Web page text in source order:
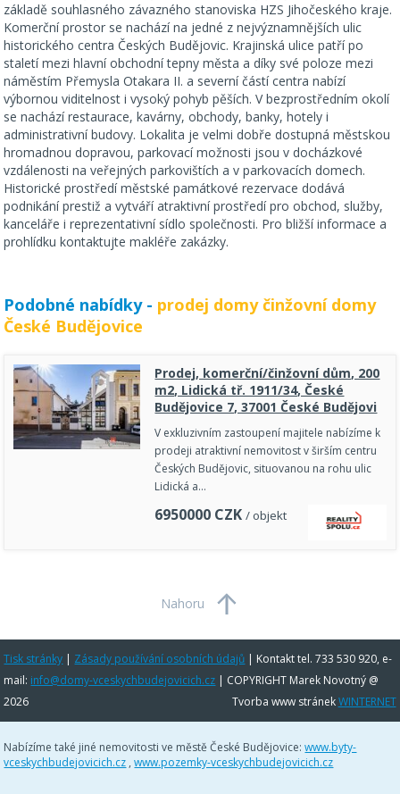
základě souhlasného závazného stanoviska HZS Jihočeského kraje.
Komerční prostor se nachází na jedné z nejvýznamnějších ulic
historického centra Českých Budějovic. Krajinská ulice patří po
staletí mezi hlavní obchodní tepny města a díky své poloze mezi
náměstím Přemysla Otakara II. a severní částí centra nabízí
výbornou viditelnost i vysoký pohyb pěších. V bezprostředním okolí
se nachází restaurace, kavárny, obchody, banky, hotely i
administrativní budovy. Lokalita je velmi dobře dostupná městskou
hromadnou dopravou, parkovací možnosti jsou v docházkové
vzdálenosti na veřejných parkovištích a v parkovacích domech.
Historické prostředí městské památkové rezervace dodává
podnikání prestiž a vytváří atraktivní prostředí pro obchod, služby,
kanceláře i reprezentativní sídlo společnosti. Pro bližší informace a
prohlídku kontaktujte makléře zakázky.
Podobné nabídky - prodej domy činžovní domy
České Budějovice
Prodej, komerční/činžovní dům, 200
m2, Lidická tř. 1911/34, České
Budějovice 7, 37001 České Budějovi
V exkluzivním zastoupení majitele nabízíme k
prodeji atraktivní nemovitost v širším centru
Českých Budějovic, situovanou na rohu ulic
Lidická a…
6950000 CZK / objekt
Nahoru
Tisk stránky | Zásady používání osobních údajů | Kontakt tel. 733 530 920, e-
mail: info@domy-vceskychbudejovicich.cz | COPYRIGHT Marek Novotný @
2026
Tvorba www stránekWINTERNET
Nabízíme také jiné nemovitosti ve městě České Budějovice:www.byty-
vceskychbudejovicich.cz ,www.pozemky-vceskychbudejovicich.cz